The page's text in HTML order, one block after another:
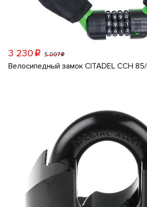
3 230 p 5 007p
Велосипедный замок CITADEL CCH